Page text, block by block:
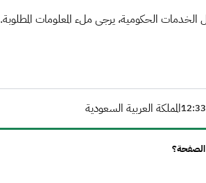
الحكومية، يرجى ملء المعلومات المطلوبة.
المملكة العربية السعودية
الصفحة؟